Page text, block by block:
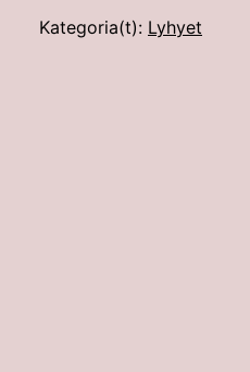
Kategoria(t): Lyhyet